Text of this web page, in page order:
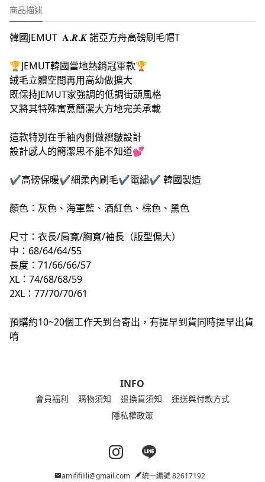
商品描述
韓國JEMUT 𝐀.𝑹.𝑲諾亞方舟高磅刷毛帽T
🏆JEMUT韓國當地熱銷冠軍款🏆
絨毛立體空間再用高幼做擴大
既保持JEMUT家強調的低調街頭風格
又將其特殊寓意簡潔大方地完美承載
這款特別在手袖內側做褶皺設計
設計感人的簡潔思不能不知道💕
✔️高磅保暖✔️細柔內刷毛✔️電繡✔️ 韓國製造
顏色：灰色、海軍藍、酒紅色、棕色、黑色
尺寸：衣長/肩寬/胸寬/袖長（版型偏大）
中：68/64/64/55
長度：71/66/66/57
XL：74/68/68/59
2XL：77/70/70/61
預購約10~20個工作天到台寄出，有提早到貨同時提早出貨
唷
INFO
會員福利 購物須知 退換貨須知
運送與付款方式
隱私權政策
Instagram page
Line page
amififilili@gmail.com 統一編號 82617192